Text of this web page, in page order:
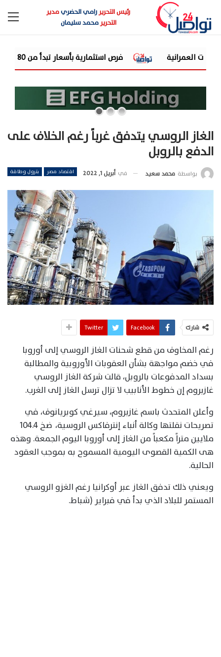
رئيس التحريررامي الحضريمدير
التحريرمحمد سليمان
فرص استثمارية بأسعار تبدأ من 2,280 جنيهًا للمتر.. «المجتمعات العمرانية» تطرح أراضي ومخازن بأخميم الج...
الغاز الروسي يتدفق غرباً رغم الخلاف على
الدفع بالروبل
اقتصاد مصر بترول وطاقة بواسطة محمد سعيد في أبريل 1, 2022
شارك Facebook
Twitter
رغم المخاوف من قطع شحنات الغاز الروسي إلى أوروبا
في خضم مواجهة بشأن العقوبات الأوروبية والمطالبة
بسداد المدفوعات بالروبل، قالت شركة الغاز الروسي
غازبروم إن خطوط الأنابيب لا تزال ترسل الغاز إلى الغرب.
وأعلن المتحدث باسم غازبروم، سيرغي كوبريانوف، في
تصريحات نقلتها وكالة أنباء إنترفاكس الروسية، ضخ 104.4
ملايين متراً مكعباً من الغاز إلى أوروبا اليوم الجمعة. وهذه
هى الكمية القصوى اليومية المسموح به بموجب العقود
الحالية.
ويعني ذلك تدفق الغاز عبر أوكرانيا رغم الغزو الروسي
المستمر للبلاد الذي بدأ في فبراير (شباط.